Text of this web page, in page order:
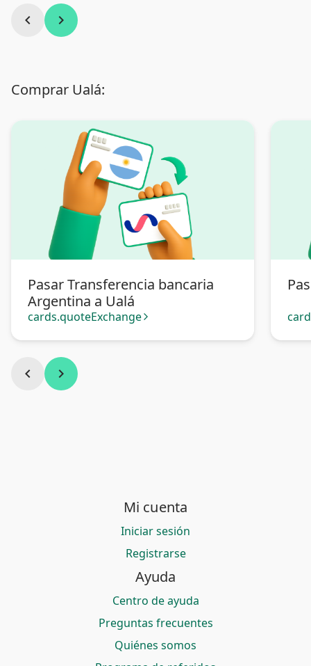
chevron_left chevron_right
Comprar Ualá:
Pasar Transferencia bancaria
Argentina a Ualá
cards.quoteExchange arrow_forward_ios
chevron_left chevron_right
Mi cuenta
Iniciar sesión
Registrarse
Ayuda
Centro de ayuda
Preguntas frecuentes
Quiénes somos